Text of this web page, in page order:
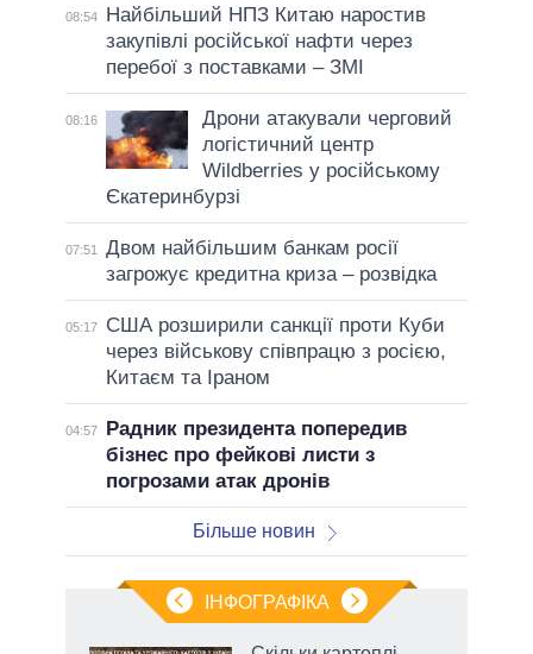
08:54
Найбільший НПЗ Китаю наростив
закупівлі російської нафти через
перебої з поставками – ЗМІ
08:16
Дрони атакували черговий
логістичний центр
Wildberries у російському
Єкатеринбурзі
07:51
Двом найбільшим банкам росії
загрожує кредитна криза – розвідка
05:17
США розширили санкції проти Куби
через військову співпрацю з росією,
Китаєм та Іраном
04:57
Радник президента попередив
бізнес про фейкові листи з
погрозами атак дронів
Більше новин
ІНФОГРАФІКА